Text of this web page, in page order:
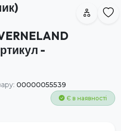
-
00000055539
Є в наявності